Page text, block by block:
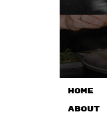
HOME
ABOUT